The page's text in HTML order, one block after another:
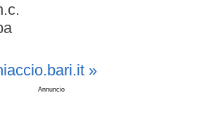
»
Annuncio